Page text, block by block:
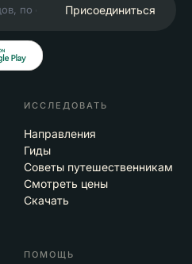
Присоединиться
ИССЛЕДОВАТЬ
Направления
Гиды
Советы путешественникам
Смотреть цены
Скачать
ПОМОЩЬ